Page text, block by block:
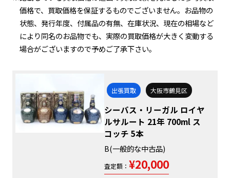
価格で、買取価格を保証するものでございません。お品物の
状態、発行年度、付属品の有無、在庫状況、現在の相場など
により同名のお品物でも、実際の買取価格が大きく変動する
場合がございますので予めご了承下さい。
出張買取 大阪市鶴見区
シーバス・リーガル ロイヤ
ルサルート 21年 700ml ス
コッチ 5本
B(一般的な中古品)
査定額： ¥20,000